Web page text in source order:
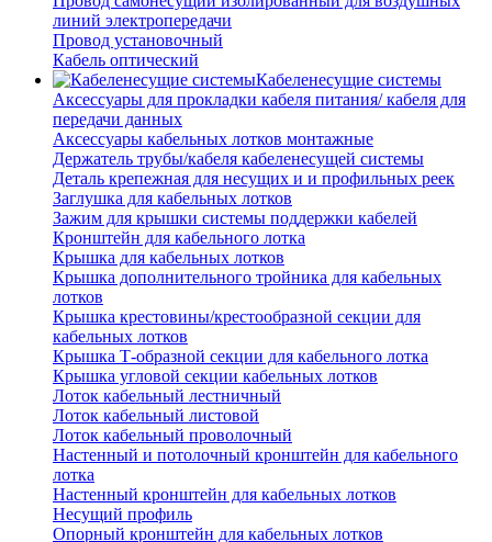
линий электропередачи
Провод установочный
Кабель оптический
Кабеленесущие системы
Аксессуары для прокладки кабеля питания/ кабеля для
передачи данных
Аксессуары кабельных лотков монтажные
Держатель трубы/кабеля кабеленесущей системы
Деталь крепежная для несущих и и профильных реек
Заглушка для кабельных лотков
Зажим для крышки системы поддержки кабелей
Кронштейн для кабельного лотка
Крышка для кабельных лотков
Крышка дополнительного тройника для кабельных
лотков
Крышка крестовины/крестообразной секции для
кабельных лотков
Крышка Т-образной секции для кабельного лотка
Крышка угловой секции кабельных лотков
Лоток кабельный лестничный
Лоток кабельный листовой
Лоток кабельный проволочный
Настенный и потолочный кронштейн для кабельного
лотка
Настенный кронштейн для кабельных лотков
Несущий профиль
Опорный кронштейн для кабельных лотков